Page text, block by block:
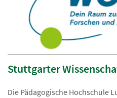
Stuttgarter
Die Pädagogische Hochschule